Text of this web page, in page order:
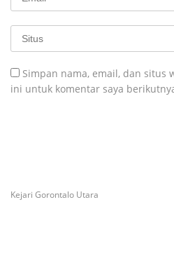
Simpan nama, email, dan situs
ini untuk komentar saya
Kejari Gorontalo Utara